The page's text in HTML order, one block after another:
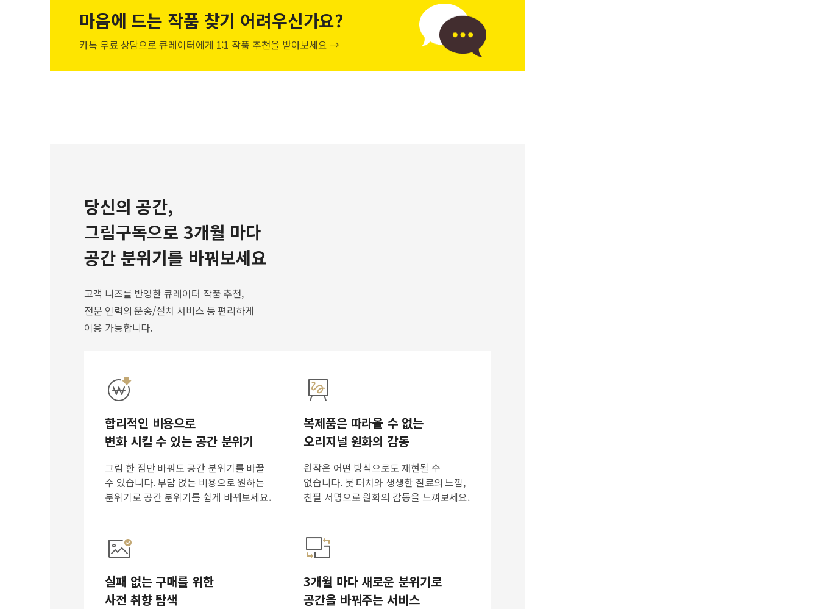
마음에 드는 작품 찾기 어려우신가요?
카톡 무료 상담으로 큐레이터에게 1:1 작품 추천을 받아보세요 →
당신의 공간,
그림구독으로 3개월 마다
공간 분위기를 바꿔보세요
고객 니즈를 반영한 큐레이터 작품 추천,
전문 인력의 운송/설치 서비스 등 편리하게
이용 가능합니다.
합리적인 비용으로
변화 시킬 수 있는 공간 분위기
그림 한 점만 바꿔도 공간 분위기를 바꿀
수 있습니다. 부담 없는 비용으로 원하는
분위기로 공간 분위기를 쉽게 바꿔보세요.
복제품은 따라올 수 없는
오리지널 원화의 감동
원작은 어떤 방식으로도 재현될 수
없습니다. 붓 터치와 생생한 질료의 느낌,
친필 서명으로 원화의 감동을 느껴보세요.
실패 없는 구매를 위한
사전 취향 탐색
3개월 마다 새로운 분위기로
공간을 바꿔주는 서비스